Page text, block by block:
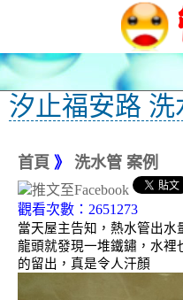
汐止福安路 洗
首頁 》 洗水管 案例
觀看次數：2651273
當天屋主告知，熱水管出水
龍頭就發現一堆鐵鏽，水裡
的留出，真是令人汗顏